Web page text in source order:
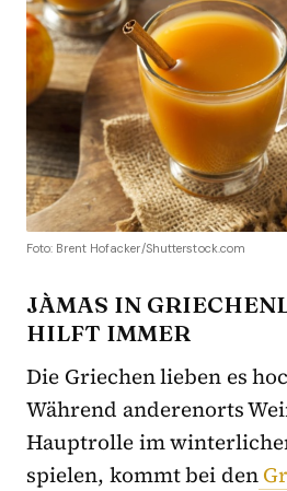
Foto: Brent Hofacker/Shutterstock.com
JÀMAS IN
HILFT IMMER
Die Griechen lieben es
Während anderenorts
Hauptrolle im
spielen, kommt bei den